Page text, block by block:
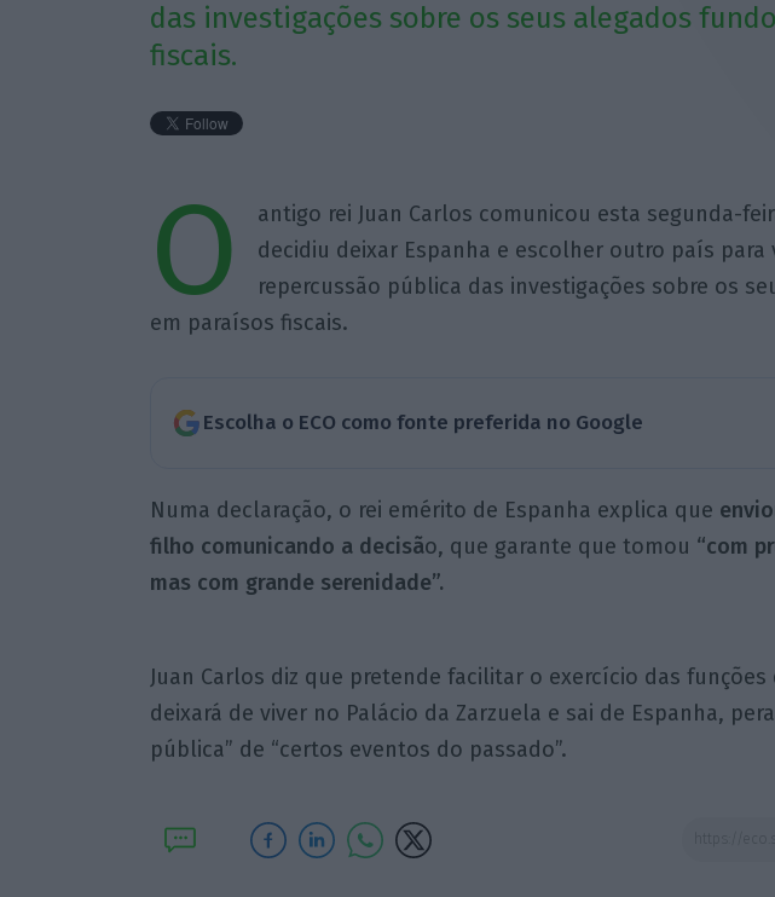
das investigações sobre os seus alegados
fiscais.
O
antigo rei Juan Carlos comunicou esta segunda-
decidiu deixar Espanha e escolher outro país para
repercussão pública das investigações sobre os
em paraísos fiscais.
Escolha o ECO como fonte preferida no Google
Numa declaração, o rei emérito de Espanha explica que
filho comunicando a decisão, que garante que tomou “com
mas com grande serenidade”.
Juan Carlos diz que pretende facilitar o exercício das funções
deixará de viver no Palácio da Zarzuela e sai de Espanha,
pública” de “certos eventos do passado”.